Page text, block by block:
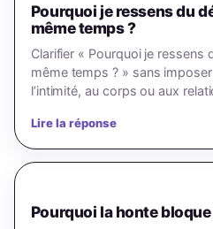
Pourquoi je ressens du
même temps ?
Clarifier « Pourquoi je ressens
même temps ? » sans
l’intimité, au corps ou aux
Lire la réponse
Pourquoi la honte